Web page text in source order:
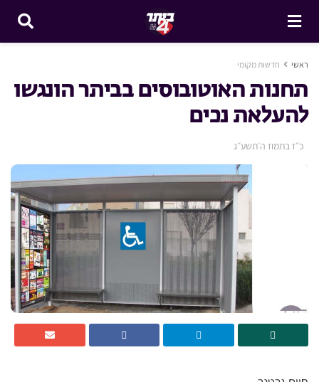
ראשי חדשות מקומי
תחנות האוטובוסים בביתר הונגשו
להעלאת נכים
כ״ז בתמוז ה׳תשע״ג